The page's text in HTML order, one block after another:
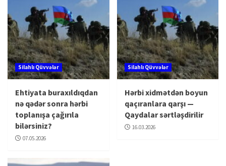
Silahlı Qüvvələr
Ehtiyata buraxıldıqdan
nə qədər sonra hərbi
toplanışa çağırıla
bilərsiniz?
07.05.2026
Silahlı Qüvvələr
Hərbi xidmətdən boyun
qaçıranlara qarşı —
Qaydalar sərtləşdirilir
16.03.2026